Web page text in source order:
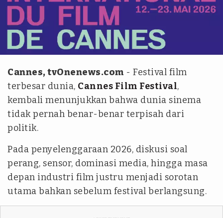
festival-cannes.com
Cannes, tvOnenews.com - Festival film
terbesar dunia, Cannes Film Festival,
kembali menunjukkan bahwa dunia sinema
tidak pernah benar-benar terpisah dari
politik.
Pada penyelenggaraan 2026, diskusi soal
perang, sensor, dominasi media, hingga masa
depan industri film justru menjadi sorotan
utama bahkan sebelum festival berlangsung.